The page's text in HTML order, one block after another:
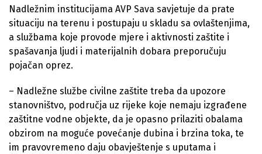
Nadležnim institucijama AVP Sava savjetuje da prate
situaciju na terenu i postupaju u skladu sa ovlaštenjima,
a službama koje provode mjere i aktivnosti zaštite i
spašavanja ljudi i materijalnih dobara preporučuju
pojačan oprez.
– Nadležne službe civilne zaštite treba da upozore
stanovništvo, područja uz rijeke koje nemaju izgrađene
zaštitne vodne objekte, da je opasno prilaziti obalama
obzirom na moguće povećanje dubina i brzina toka, te
im pravovremeno daju obavještenje s uputama i